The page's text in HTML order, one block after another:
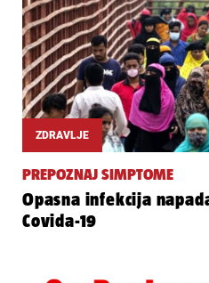
ZDRAVLJE
PREPOZNAJ SIMPTOME
Opasna infekcija
Covida-19